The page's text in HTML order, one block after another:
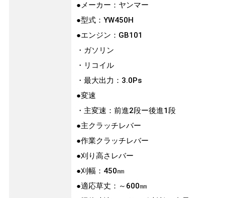
●メーカー：ヤンマー
●型式：YW450H
●エンジン：GB101
・ガソリン
・リコイル
・最大出力：3.0Ps
●変速
・主変速：前進2段ー後進1段
●主クラッチレバー
●作業クラッチレバー
●刈り高さレバー
●刈幅：450㎜
●適応草丈：～600㎜